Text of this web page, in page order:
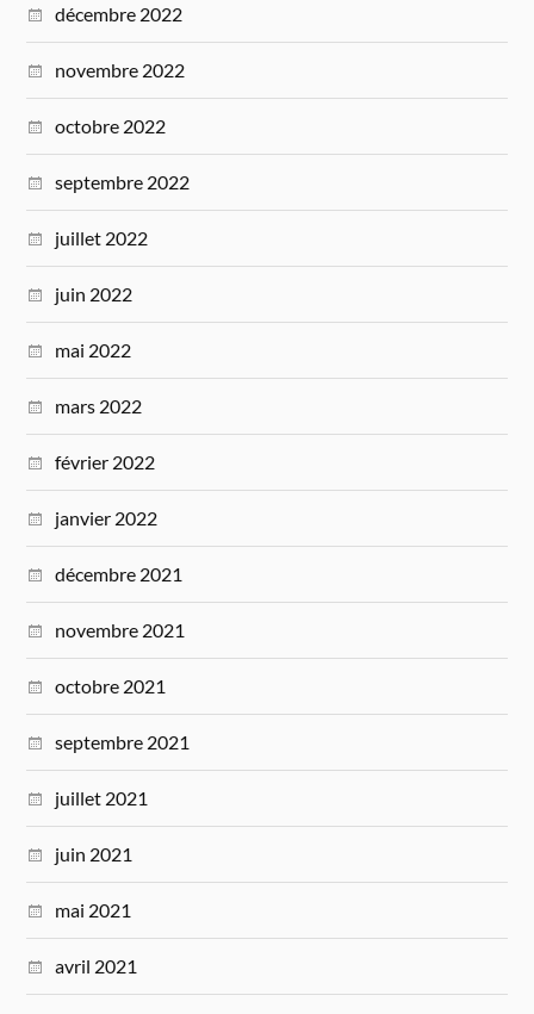
décembre 2022
novembre 2022
octobre 2022
septembre 2022
juillet 2022
juin 2022
mai 2022
mars 2022
février 2022
janvier 2022
décembre 2021
novembre 2021
octobre 2021
septembre 2021
juillet 2021
juin 2021
mai 2021
avril 2021